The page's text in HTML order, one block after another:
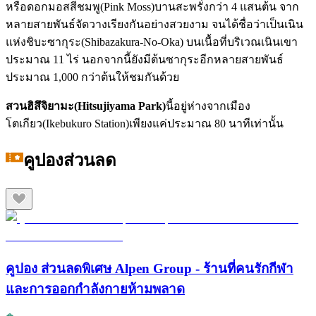
หรือดอกมอสสีชมพู(Pink Moss)บานสะพรั่งกว่า 4 แสนต้น จาก
หลายสายพันธ์จัดวางเรียงกันอย่างสวยงาม จนได้ชื่อว่าเป็นเนิน
แห่งชิบะซากุระ(Shibazakura-No-Oka) บนเนื้อที่บริเวณเนินเขา
ประมาณ 11 ไร่ นอกจากนี้ยังมีต้นซากุระอีกหลายสายพันธ์
ประมาณ 1,000 กว่าต้นให้ชมกันด้วย
สวนฮิสึจิยามะ(Hitsujiyama Park)นี้อยู่ห่างจากเมือง
โตเกียว(Ikebukuro Station)เพียงแค่ประมาณ 80 นาทีเท่านั้น
คูปองส่วนลด
คูปอง ส่วนลดพิเศษ Alpen Group - ร้านที่คนรักกีฬา
และการออกกำลังกายห้ามพลาด